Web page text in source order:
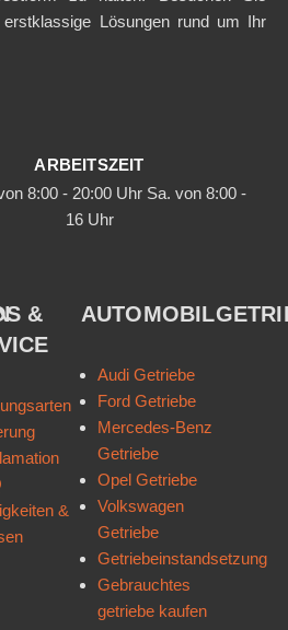
Lösungen rund um Ihr
ARBEITSZEIT
8:00 - 20:00 Uhr Sa. von 8:00 -
16 Uhr
&
&
Audi Getriebe
Ford Getriebe
Mercedes-Benz
Getriebe
Opel Getriebe
Volkswagen
Getriebe
Getriebeinstandsetzung
Gebrauchtes
getriebe kaufen